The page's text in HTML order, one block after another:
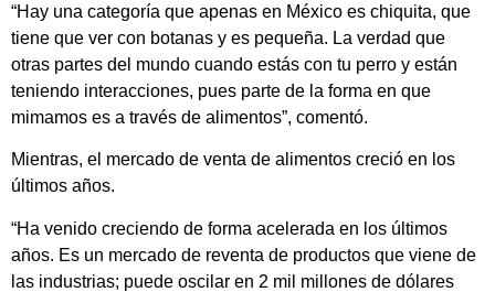
“Hay una categoría que apenas en México es chiquita, que
tiene que ver con botanas y es pequeña. La verdad que
otras partes del mundo cuando estás con tu perro y están
teniendo interacciones, pues parte de la forma en que
mimamos es a través de alimentos”, comentó.
Mientras, el mercado de venta de alimentos creció en los
últimos años.
“Ha venido creciendo de forma acelerada en los últimos
años. Es un mercado de reventa de productos que viene de
las industrias; puede oscilar en 2 mil millones de dólares